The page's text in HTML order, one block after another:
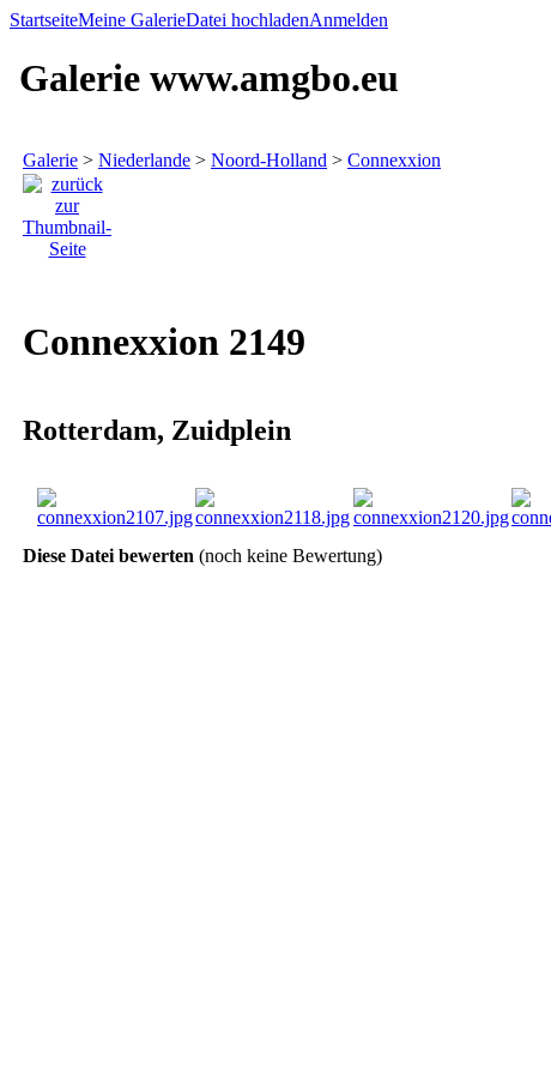
StartseiteMeine GalerieDatei hochladenAnmelden
Galerie www.amgbo.eu
Galerie > Niederlande > Noord-Holland > Connexxion
Connexxion 2149
Rotterdam, Zuidplein
Diese Datei bewerten (noch keine Bewertung)